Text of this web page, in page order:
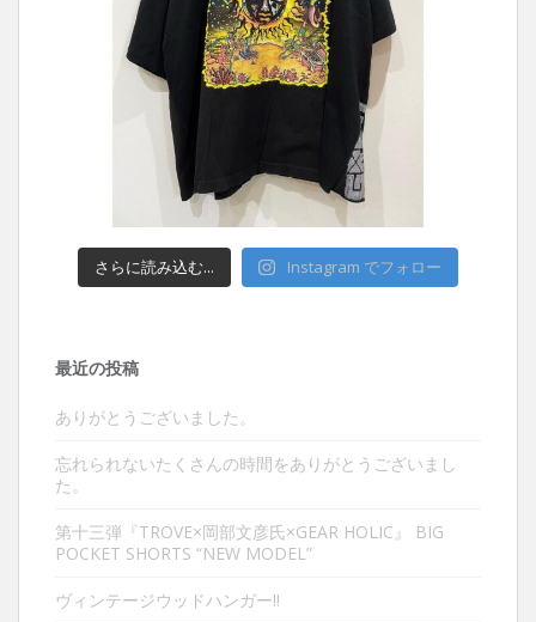
さらに読み込む... Instagram でフォロー
最近の投稿
ありがとうございました。
忘れられないたくさんの時間をありがとうございまし
た。
第十三弾『TROVE×岡部文彦氏×GEAR HOLIC』 BIG
POCKET SHORTS “NEW MODEL”
ヴィンテージウッドハンガー‼︎